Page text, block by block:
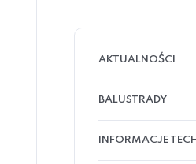
AKTUALNOŚCI
BALUSTRADY
INFORMACJE